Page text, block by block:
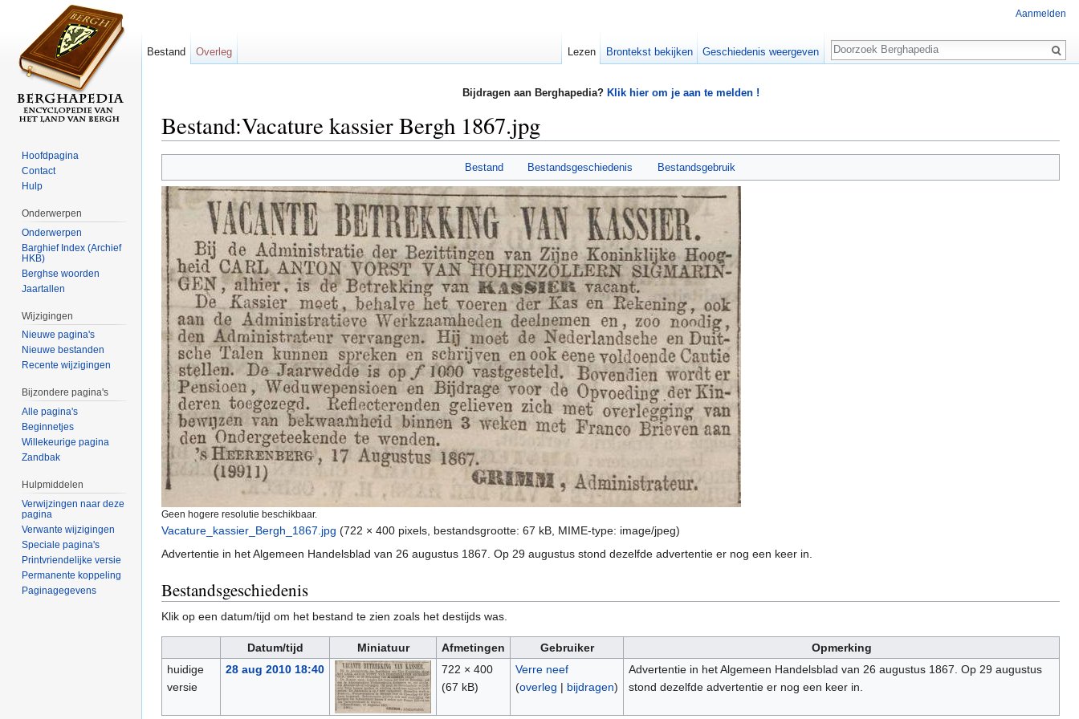
Bijdragen aan Berghapedia? Klik hier om je aan te melden !
Bestand:Vacature kassier Bergh 1867.jpg
Bestand Bestandsgeschiedenis Bestandsgebruik
Geen hogere resolutie beschikbaar.
Vacature_kassier_Bergh_1867.jpg (722 × 400 pixels, bestandsgrootte: 67 kB, MIME-type: image/jpeg)
Advertentie in het Algemeen Handelsblad van 26 augustus 1867. Op 29 augustus stond dezelfde advertentie er nog een keer in.
Bestandsgeschiedenis
Klik op een datum/tijd om het bestand te zien zoals het destijds was.
Datum/tijd Miniatuur Afmetingen Gebruiker
Opmerking
huidige
versie
28 aug 2010 18:40
722 × 400
(67 kB)
Verre neef
(overleg | bijdragen)
Advertentie in het Algemeen Handelsblad van 26 augustus 1867. Op 29 augustus
stond dezelfde advertentie er nog een keer in.
Aanmelden
Bestand Overleg Lezen Brontekst bekijken Geschiedenis weergeven
Zoeken
Hoofdpagina
Contact
Hulp
Onderwerpen
Onderwerpen
Barghief Index (Archief
HKB)
Berghse woorden
Jaartallen
Wijzigingen
Nieuwe pagina's
Nieuwe bestanden
Recente wijzigingen
Bijzondere pagina's
Alle pagina's
Beginnetjes
Willekeurige pagina
Zandbak
Hulpmiddelen
Verwijzingen naar deze
pagina
Verwante wijzigingen
Speciale pagina's
Printvriendelijke versie
Permanente koppeling
Paginagegevens